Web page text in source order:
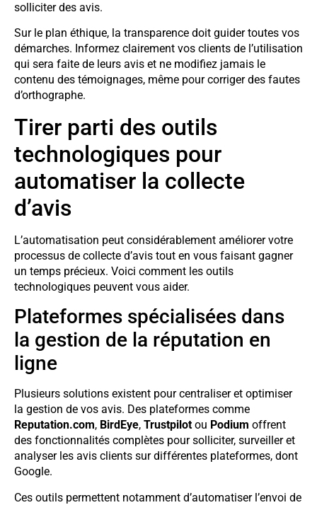
solliciter des avis.
Sur le plan éthique, la transparence doit guider toutes vos
démarches. Informez clairement vos clients de l’utilisation
qui sera faite de leurs avis et ne modifiez jamais le
contenu des témoignages, même pour corriger des fautes
d’orthographe.
Tirer parti des outils
technologiques pour
automatiser la collecte
d’avis
L’automatisation peut considérablement améliorer votre
processus de collecte d’avis tout en vous faisant gagner
un temps précieux. Voici comment les outils
technologiques peuvent vous aider.
Plateformes spécialisées dans
la gestion de la réputation en
ligne
Plusieurs solutions existent pour centraliser et optimiser
la gestion de vos avis. Des plateformes comme
Reputation.com, BirdEye, Trustpilot ou Podium offrent
des fonctionnalités complètes pour solliciter, surveiller et
analyser les avis clients sur différentes plateformes, dont
Google.
Ces outils permettent notamment d’automatiser l’envoi de